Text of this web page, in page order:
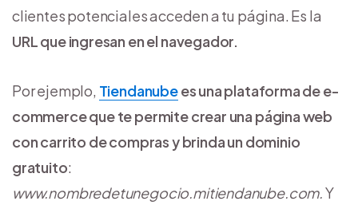
clientes potenciales acceden a tu página. Es la
URL que ingresan en el navegador.
Por ejemplo, Tiendanubees una plataforma de e-
commerce que te permite crear una página web
con carrito de compras y brinda un dominio
gratuito:
www.nombredetunegocio.mitiendanube.com.Y